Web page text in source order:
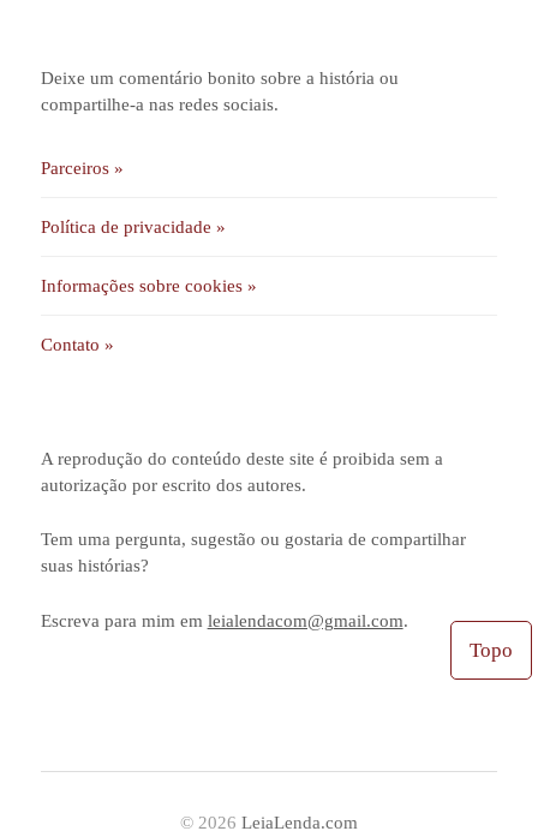
Deixe um comentário bonito sobre a história ou
compartilhe-a nas redes sociais.
Parceiros »
Política de privacidade »
Informações sobre cookies »
Contato »
A reprodução do conteúdo deste site é proibida sem a
autorização por escrito dos autores.
Tem uma pergunta, sugestão ou gostaria de compartilhar
suas histórias?
Escreva para mim em leialendacom@gmail.com.
© 2026 LeiaLenda.com
Topo